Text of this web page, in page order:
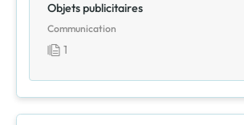
Objets publicitaires
Communication
1